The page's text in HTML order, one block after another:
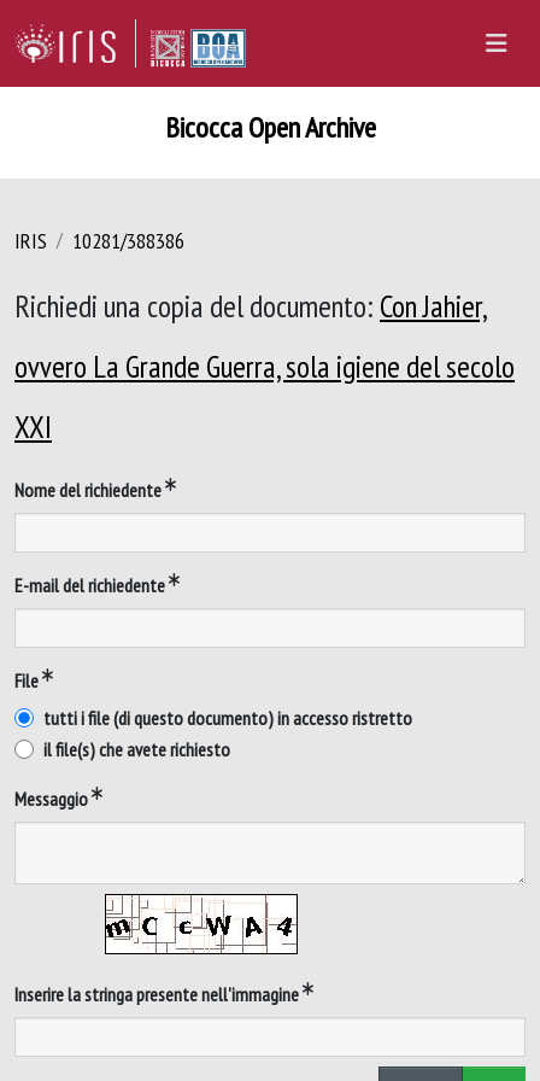
Bicocca Open Archive
IRIS 10281/388386
Richiedi una copia del documento: Con Jahier,
ovvero La Grande Guerra, sola igiene del secolo
XXI
Nome del richiedente
E-mail del richiedente
File
tutti i file (di questo documento) in accesso ristretto
il file(s) che avete richiesto
Messaggio
Inserire la stringa presente nell'immagine